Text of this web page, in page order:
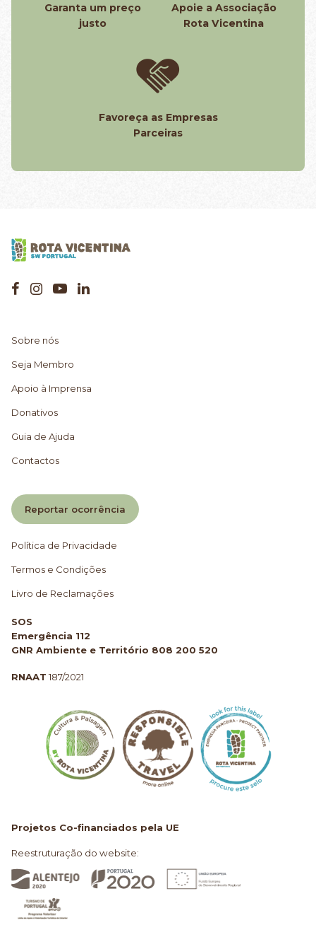
Garanta um preço
justo
Apoie a Associação
Rota Vicentina
Favoreça as Empresas
Parceiras
Sobre nós
Seja Membro
Apoio à Imprensa
Donativos
Guia de Ajuda
Contactos
Reportar ocorrência
Política de Privacidade
Termos e Condições
Livro de Reclamações
SOS
Emergência 112
GNR Ambiente e Território 808 200 520
RNAAT 187/2021
Projetos Co-financiados pela UE
Reestruturação do website: